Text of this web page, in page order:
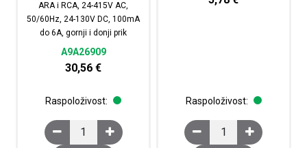
ARA i RCA, 24-415V AC,
50/60Hz, 24-130V DC, 100mA
do 6A, gornji i donji prik
A9A26909
30,56€
Raspoloživost:
Kontakti pomoćni iOF/ SD+OF (signalizacija stanja /
Raspoloživost:
Minijaturni